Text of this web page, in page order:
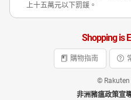
上十五萬元以下罰鍰。
Shopping is
購物指南
© Rakuten
非洲豬瘟政策宣